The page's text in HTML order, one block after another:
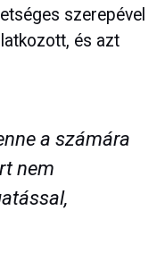
szerepével
és azt
a számára
nem